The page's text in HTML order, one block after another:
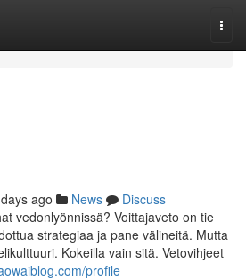
ago News
Discuss
vedonlyönnissä? Voittajaveto on tie
strategiaa ja pane välineitä. Mutta
Kokeilla vain sitä. Vetovihjeet
profile